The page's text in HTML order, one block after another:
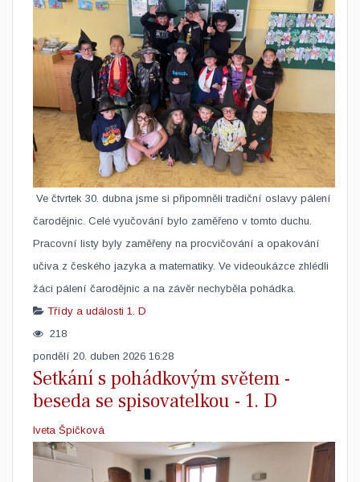
​ Ve čtvrtek 30. dubna jsme si připomněli tradiční oslavy pálení
čarodějnic. Celé vyučování bylo zaměřeno v tomto duchu.
Pracovní listy byly zaměřeny na procvičování a opakování
učiva z českého jazyka a matematiky. Ve videoukázce zhlédli
žáci pálení čarodějnic a na závěr nechyběla pohádka.
Třídy a události 1. D
218
pondělí 20. duben 2026 16:28
Setkání s pohádkovým světem -
beseda se spisovatelkou - 1. D
Iveta Špičková